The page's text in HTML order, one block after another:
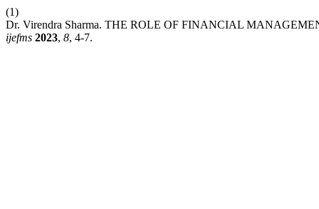
(1)
Dr. Virendra Sharma. THE ROLE OF FINANCIAL
ijefms 2023, 8, 4-7.